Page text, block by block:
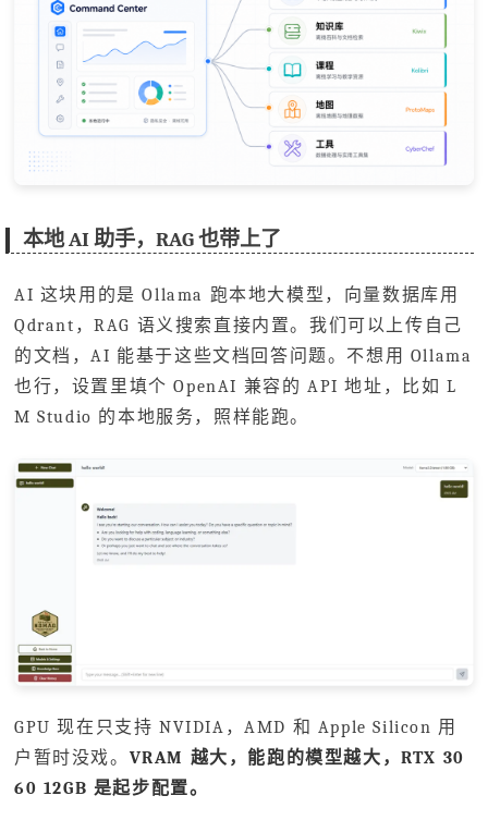
本地 AI 助手，RAG 也带上了
AI 这块用的是 Ollama 跑本地大模型，向量数据库用
Qdrant，RAG 语义搜索直接内置。我们可以上传自己
的文档，AI 能基于这些文档回答问题。不想用 Ollama
也行，设置里填个 OpenAI 兼容的 API 地址，比如 L
M Studio 的本地服务，照样能跑。
GPU 现在只支持 NVIDIA，AMD 和 Apple Silicon 用
户暂时没戏。 VRAM 越大，能跑的模型越大，RTX 30
60 12GB 是起步配置。